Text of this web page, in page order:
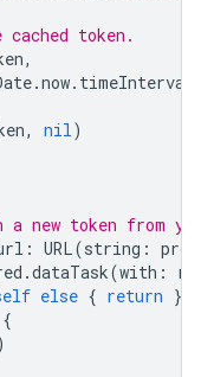
token.
,
.now.
, nil)
new token from
: URL(string :
.dataTask(with :
else { return }
{